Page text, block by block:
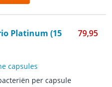
Platinum (15
79,95
capsules
per capsule